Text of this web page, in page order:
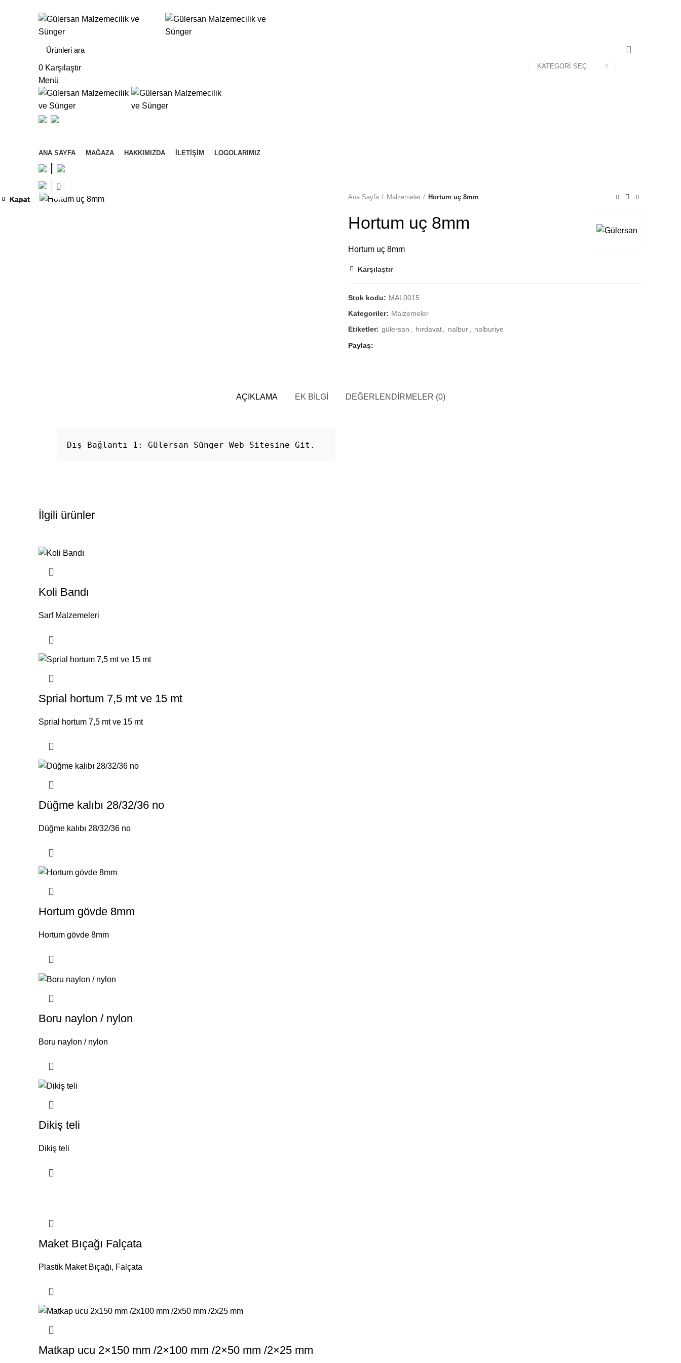
KATEGORI SEÇ
0 Karşılaştır
Menü
ANA SAYFA MAĞAZA HAKKIMIZDA İLETIŞIM LOGOLARIMIZ
|
|
Ana Sayfa
Malzemeler Hortum uç 8mm
Hortum uç 8mm
Hortum uç 8mm
Karşılaştır
Stok kodu: MAL0015
Kategoriler: Malzemeler
Etiketler: gülersan hırdavat nalbur nalburiye
Paylaş
AÇIKLAMA EK BILGI DEĞERLENDIRMELER (0)
Dış Bağlantı 1: Gülersan Sünger Web Sitesine Git.
İlgili ürünler
Kapat
Koli Bandı
Sarf Malzemeleri
Kapat
Sprial hortum 7,5 mt ve 15 mt
Sprial hortum 7,5 mt ve 15 mt
Kapat
Düğme kalıbı 28/32/36 no
Düğme kalıbı 28/32/36 no
Kapat
Hortum gövde 8mm
Hortum gövde 8mm
Kapat
Boru naylon / nylon
Boru naylon / nylon
Kapat
Dikiş teli
Dikiş teli
Kapat
Maket Bıçağı Falçata
Plastik Maket Bıçağı, Falçata
Kapat
Matkap ucu 2×150 mm /2×100 mm /2×50 mm /2×25 mm